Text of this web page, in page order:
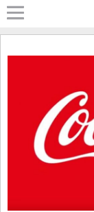
Home
A Motor
Anticipo
Campo
Carrera &